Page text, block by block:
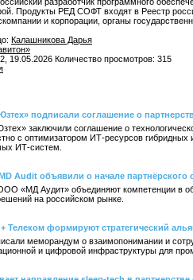
Продукты РЕД СОФТ входят в Реестр
и корпорации, органы
Калашникова Дарья
19.05.2026 Количество просмотров: 315
подписали соглашение о
заключили соглашение о
с оптимизатором ИТ-ресурсов
ИТ-систем.
Audit объявили о начале партнёрского
«МД Аудит» объединяют компетенции в
на российском рынке.
Телеком формируют стратегический
меморандум о взаимопонимании и
и цифровой инфраструктуры для